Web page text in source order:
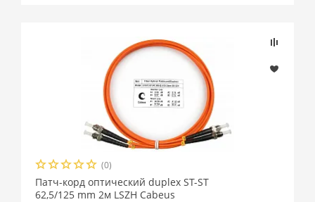
(0)
Патч-корд оптический duplex ST-ST
62,5/125 mm 2м LSZH Cabeus